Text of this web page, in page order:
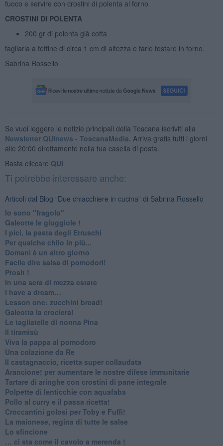
fuoco e servire con crostini di polenta al forno
CROSTINI DI POLENTA
200 gr di polenta già cotta
tagliarla a fettine di circa 1 cm di altezza e farle tostare in forno.
Sabrina Rossello
Se vuoi leggere le notizie principali della Toscana iscriviti alla
Newsletter QUInews - ToscanaMedia. Arriva gratis tutti i giorni
alle 20:00 direttamente nella tua casella di posta.
Basta cliccare QUI
Ti potrebbe interessare anche:
Articoli dal Blog “Due chiacchiere in cucina” di Sabrina Rossello
Io sono "fragolo"
Galeotte le giuggiole !
I pici, la pasta degli Etruschi
Per qualche chilo in più...
Domani è un altro giorno
​Facile dire salsa di pomodori!
Prosit !
​In una sera di mezza estate
I have a dream…
​Lesson one: zucchini bread!
Galeotta la crociera!
Le tagliatelle di nonna Pina
Il tiramisù
Viva la pappa al pomodoro
Una colazione da Re
Il castagnaccio, ricetta super collaudata
​Arancione! per aumentare le nostre difese immunitarie
Tartare di aringhe con crostini di pane integrale
Polpette di lenticchie con aquafaba
​Pollo al curry e il passa ricetta!
Croccantini golosi per Toby e Fuffi!
La maionese, regina di tutte le salse
Lo sfincione
​… ci sta come il cavolo a merenda !